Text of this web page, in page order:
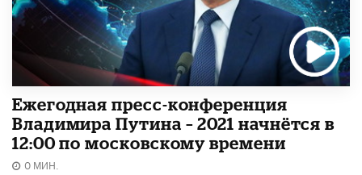
Ежегодная пресс-конференция
Владимира Путина – 2021 начнётся в
12:00 по московскому времени
0 МИН.